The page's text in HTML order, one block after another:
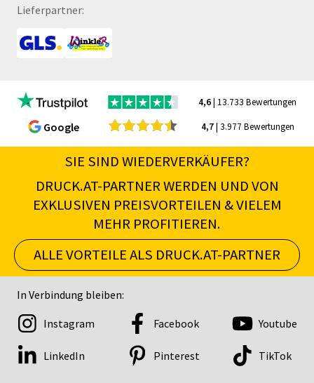
Lieferpartner:
4,6| 13.733 Bewertungen
Google 4,7| 3.977 Bewertungen
SIE SIND WIEDERVERKÄUFER?
DRUCK.AT-PARTNER WERDEN UND VON
EXKLUSIVEN PREISVORTEILEN & VIELEM
MEHR PROFITIEREN.
ALLE VORTEILE ALS DRUCK.AT-PARTNER
In Verbindung bleiben:
Instagram Facebook Youtube
LinkedIn Pinterest TikTok